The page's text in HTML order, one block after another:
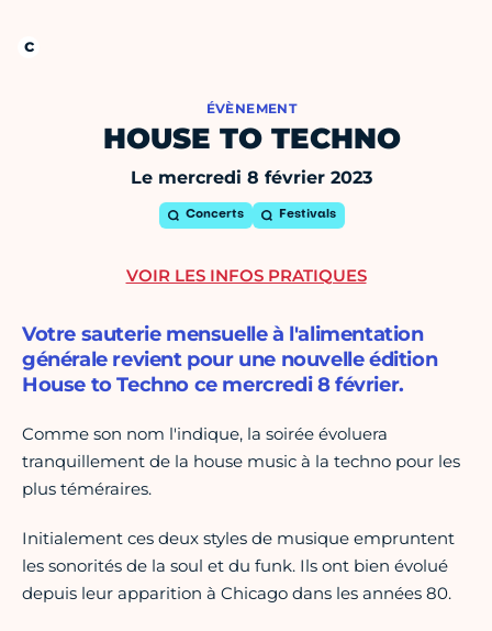
ÉVÈNEMENT
HOUSE TO TECHNO
Le mercredi 8 février 2023
Concerts Festivals
Votre sauterie mensuelle à l'alimentation
générale revient pour une nouvelle édition
House to Techno ce mercredi 8 février.
Comme son nom l'indique, la soirée évoluera
tranquillement de la house music à la techno pour les
plus téméraires.
Initialement ces deux styles de musique empruntent
les sonorités de la soul et du funk. Ils ont bien évolué
depuis leur apparition à Chicago dans les années 80.
VOIR LES INFOS PRATIQUES